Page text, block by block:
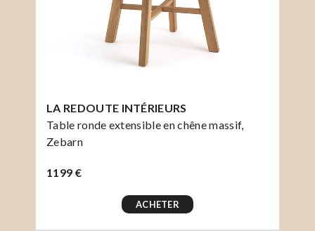
LA REDOUTE INTÉRIEURS
Table ronde extensible en chêne massif,
Zebarn
1199 €
ACHETER